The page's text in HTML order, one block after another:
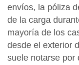
envíos, la póliza
de la carga
mayoría de los
desde el exterior
suele notarse por